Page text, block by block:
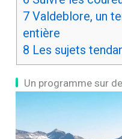
7Valdeblore, un
entière
8 Les sujets
Un programme sur